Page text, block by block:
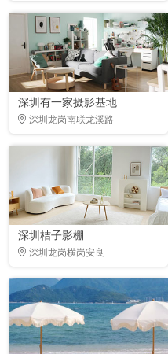
深圳有一家摄影基地
深圳龙岗南联龙溪路
深圳桔子影棚
深圳龙岗横岗安良